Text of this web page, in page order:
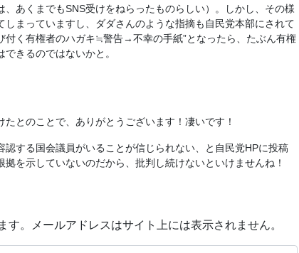
、あくまでもSNS受けをねらったものらしい）。しかし、その様
しまっていますし、ダダさんのような指摘も自民党本部にされて
付く有権者のハガキ≒警告→不幸の手紙”となったら、たぶん有権
きるのではないかと。
とのことで、ありがとうございます！凄いです！
認する国会議員がいることが信じられない、と自民党HPに投稿
拠を示していないのだから、批判し続けないといけませんね！
す。メールアドレスはサイト上には表示されません。